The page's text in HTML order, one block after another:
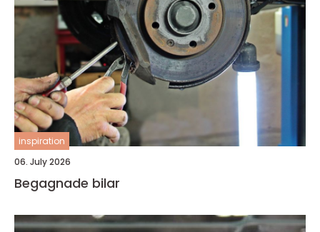
inspiration
06. July 2026
Begagnade bilar